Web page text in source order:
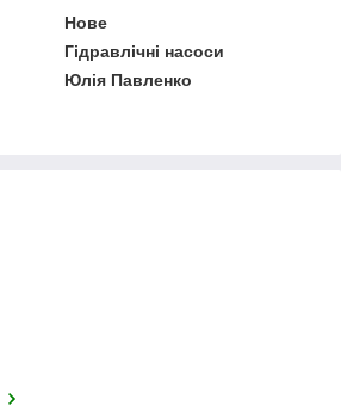
Нове
Гідравлічні насоси
Юлія Павленко